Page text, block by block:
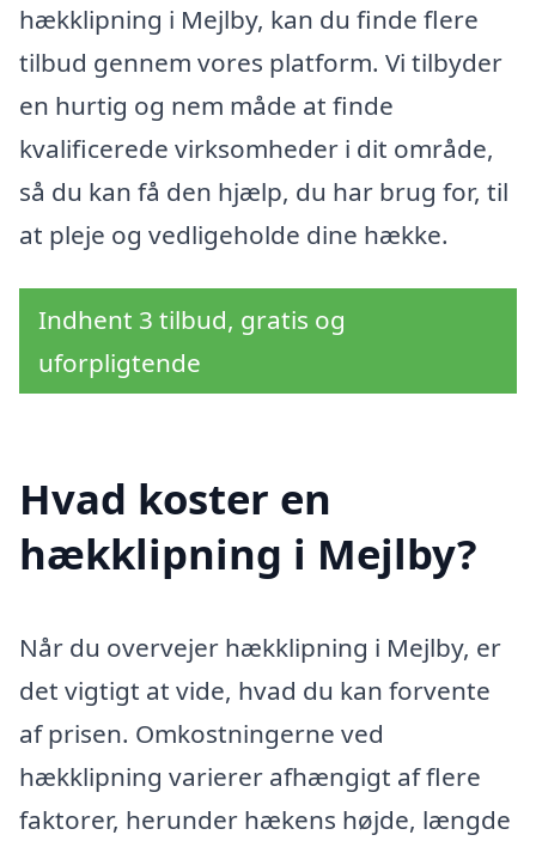
hækklipning i Mejlby, kan du finde flere
tilbud gennem vores platform. Vi tilbyder
en hurtig og nem måde at finde
kvalificerede virksomheder i dit område,
så du kan få den hjælp, du har brug for, til
at pleje og vedligeholde dine hække.
Indhent 3 tilbud, gratis og
uforpligtende
Hvad koster en
hækklipning i Mejlby?
Når du overvejer hækklipning i Mejlby, er
det vigtigt at vide, hvad du kan forvente
af prisen. Omkostningerne ved
hækklipning varierer afhængigt af flere
faktorer, herunder hækens højde, længde